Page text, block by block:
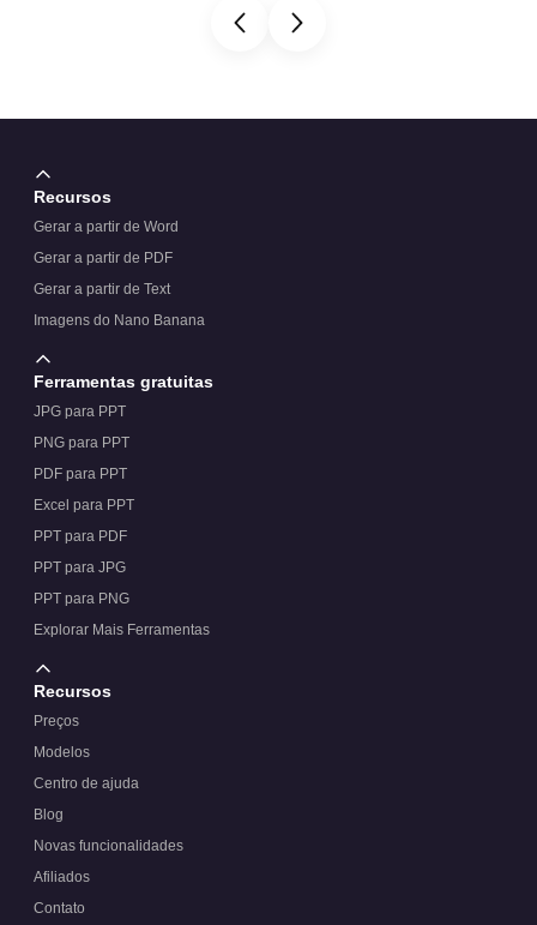
Recursos
Gerar a partir de Word
Gerar a partir de PDF
Gerar a partir de Text
Imagens do Nano Banana
Ferramentas gratuitas
JPG para PPT
PNG para PPT
PDF para PPT
Excel para PPT
PPT para PDF
PPT para JPG
PPT para PNG
Explorar Mais Ferramentas
Recursos
Preços
Modelos
Centro de ajuda
Blog
Novas funcionalidades
Afiliados
Contato